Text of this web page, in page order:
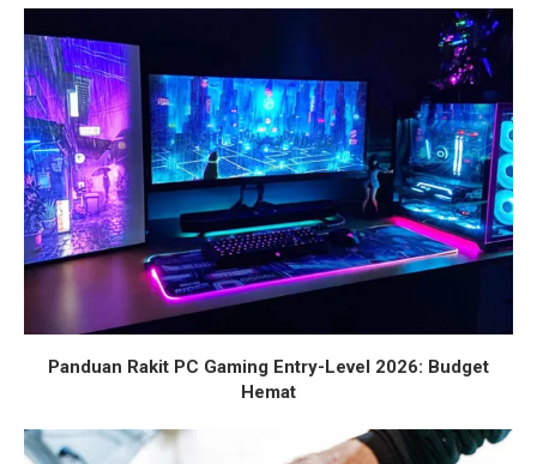
Panduan Rakit PC Gaming Entry-Level 2026: Budget
Hemat